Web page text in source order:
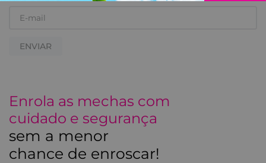
ENVIAR
Enrola as mechas com
cuidado e segurança
sem a menor
chance de enroscar!